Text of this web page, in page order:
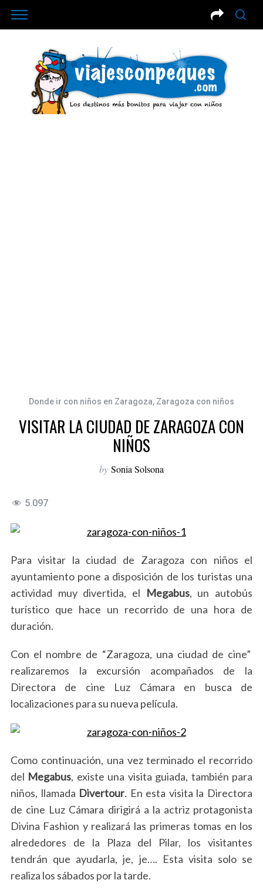
Donde ir con niños en Zaragoza, Zaragoza con niños
VISITAR LA CIUDAD DE ZARAGOZA CON
NIÑOS
by Sonia Solsona
5.097
Para visitar la ciudad de Zaragoza con niños el
ayuntamiento pone a disposición de los turistas una
actividad muy divertida, el Megabus, un autobús
turístico que hace un recorrido de una hora de
duración.
Con el nombre de “Zaragoza, una ciudad de cine”
realizaremos la excursión acompañados de la
Directora de cine Luz Cámara en busca de
localizaciones para su nueva película.
Como continuación, una vez terminado el recorrido
del Megabus, existe una visita guiada, también para
niños, llamada Divertour. En esta visita la Directora
de cine Luz Cámara dirigirá a la actriz protagonista
Divina Fashion y realizará las primeras tomas en los
alrededores de la Plaza del Pilar, los visitantes
tendrán que ayudarla, je, je…. Esta visita solo se
realiza los sábados por la tarde.